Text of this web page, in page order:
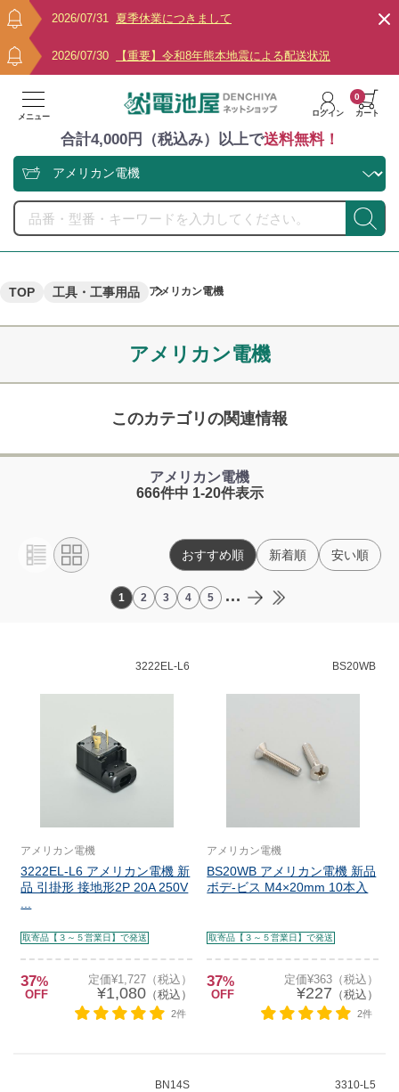
2026/07/31 夏季休業につきまして
2026/07/30 【重要】令和8年熊本地震による配送状況
メニュー ログイン カート
0
合計4,000円（税込み）以上で送料無料！
TOP 工具・工事用品 アメリカン電機
アメリカン電機
このカテゴリの関連情報
アメリカン電機
666件中 1-20件表示
1 2 3 4 5 ...
おすすめ順 新着順 安い順
3222EL-L6
アメリカン電機
3222EL-L6 アメリカン電機 新
品 引掛形 接地形2P 20A 250V
取寄品【３～５営業日】で発送
37%
OFF
定価¥1,727（税込）
¥1,080（税込）
2件
BS20WB
アメリカン電機
BS20WB アメリカン電機 新品
ボデ-ビス M4×20mm 10本入
取寄品【３～５営業日】で発送
37%
OFF
定価¥363（税込）
¥227 （税込）
2件
BN14S 3310-L5